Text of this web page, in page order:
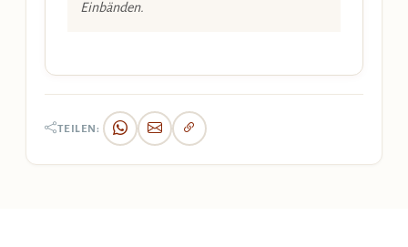
Einbänden.
TEILEN: